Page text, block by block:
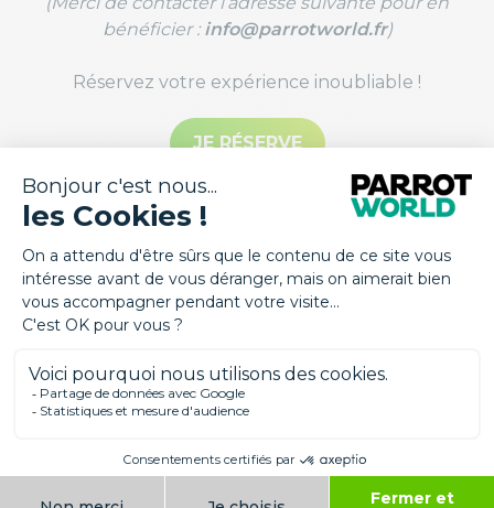
bénéficier :info@parrotworld.fr)
Réservez votre expérience inoubliable !
JE RÉSERVE
BON CADEAU "NOURRIR LES TORTUES"